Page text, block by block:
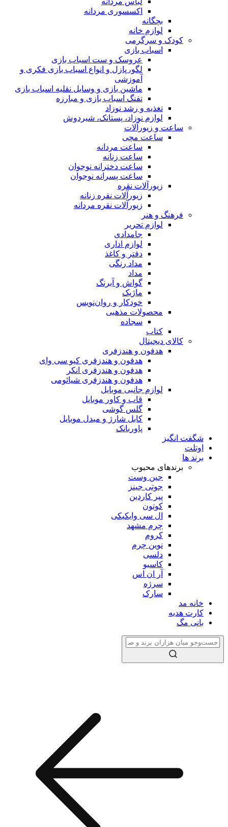
اکسسوری مردانه
بچگانه
لوازم خانه
کودک و سرگرمی
اسباب بازی
عروسک و ست اسباب بازی
لگو، پازل و انواع اسباب بازی فکری و
آموزشی
ماشین بازی و وسایل نقلیه اسباب بازی
تفنگ اسباب بازی و مبارزه
تغذیه و رشد نوزاد
لوازم نوزاد، پستانک، شیردوش
ساعت و زیور‌آلات
ساعت مچی
ساعت مردانه
ساعت زنانه
ساعت دخترانه نوجوان
ساعت پسرانه نوجوان
زیورآلات نقره
زیورآلات نقره زنانه
زیورآلات نقره مردانه
فرهنگ و هنر
لوازم تحریر
جامدادی
لوازم اداری
دفتر و کاغذ
مداد رنگی
مداد
گواش و آبرنگ
ماژیک
خودکار و روان‌نویس
محصولات مذهبی
سجاده
کتاب
کالای دیجیتال
هدفون و هندزفری
هدفون و هندزفری کیو سی وای
هدفون و هندزفری انکر
هدفون و هندزفری شیائومی
لوازم جانبی موبایل
قاب و کاور موبایل
گلس گوشی
کابل شارژ و مبدل موبایل
پاوربانک
شگفت انگیز
اوتلت
برند ها
برندهای محبوب
جین وست
جوتی جینز
پیر کاردین
کوتون
ال سی وایکیکی
چرم مشهد
کروم
نوین چرم
دلسی
کاسیو
آر ان اس
سرژه
سارک
خانه مد
کارت هدیه
بانی مگ